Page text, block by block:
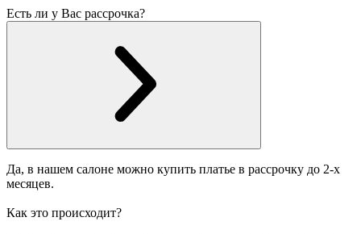
Есть ли у Вас рассрочка?
Да, в нашем салоне можно купить платье в рассрочку до 2-х
месяцев.
Как это происходит?